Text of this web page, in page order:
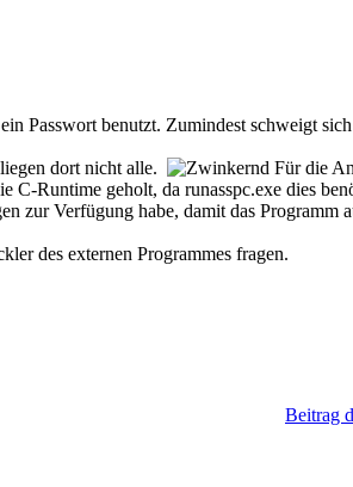
Passwort benutzt. Zumindest schweigt
dort nicht alle.
Für die
Runtime geholt, da runasspc.exe dies
zur Verfügung habe, damit das Programm
des externen Programmes fragen.
Beitrag